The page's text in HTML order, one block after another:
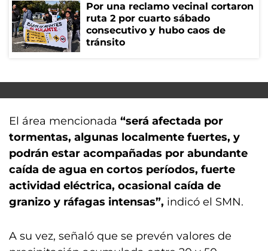
Por una reclamo vecinal cortaron
ruta 2 por cuarto sábado
consecutivo y hubo caos de
tránsito
El área mencionada “será afectada por
tormentas, algunas localmente fuertes, y
podrán estar acompañadas por abundante
caída de agua en cortos períodos, fuerte
actividad eléctrica, ocasional caída de
granizo y ráfagas intensas”, indicó el SMN.
A su vez, señaló que se prevén valores de